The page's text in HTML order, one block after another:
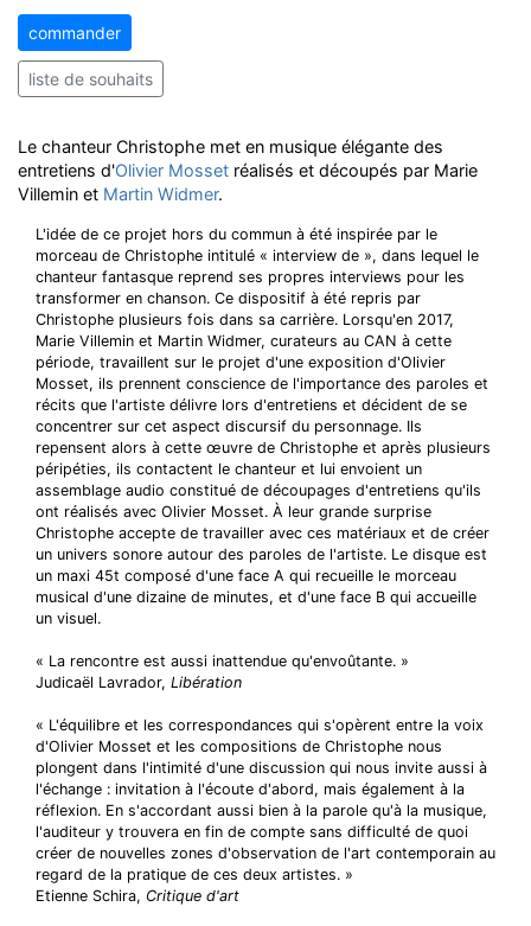
commander
liste de souhaits
Le chanteur Christophe met en musique élégante des
entretiens d'Olivier Mosset réalisés et découpés par Marie
Villemin et Martin Widmer.
L'idée de ce projet hors du commun à été inspirée par le
morceau de Christophe intitulé « interview de », dans lequel le
chanteur fantasque reprend ses propres interviews pour les
transformer en chanson. Ce dispositif à été repris par
Christophe plusieurs fois dans sa carrière. Lorsqu'en 2017,
Marie Villemin et Martin Widmer, curateurs au CAN à cette
période, travaillent sur le projet d'une exposition d'Olivier
Mosset, ils prennent conscience de l'importance des paroles et
récits que l'artiste délivre lors d'entretiens et décident de se
concentrer sur cet aspect discursif du personnage. Ils
repensent alors à cette œuvre de Christophe et après plusieurs
péripéties, ils contactent le chanteur et lui envoient un
assemblage audio constitué de découpages d'entretiens qu'ils
ont réalisés avec Olivier Mosset. À leur grande surprise
Christophe accepte de travailler avec ces matériaux et de créer
un univers sonore autour des paroles de l'artiste. Le disque est
un maxi 45t composé d'une face A qui recueille le morceau
musical d'une dizaine de minutes, et d'une face B qui accueille
un visuel.
« La rencontre est aussi inattendue qu'envoûtante. »
Judicaël Lavrador, Libération
« L'équilibre et les correspondances qui s'opèrent entre la voix
d'Olivier Mosset et les compositions de Christophe nous
plongent dans l'intimité d'une discussion qui nous invite aussi à
l'échange : invitation à l'écoute d'abord, mais également à la
réflexion. En s'accordant aussi bien à la parole qu'à la musique,
l'auditeur y trouvera en fin de compte sans difficulté de quoi
créer de nouvelles zones d'observation de l'art contemporain au
regard de la pratique de ces deux artistes. »
Etienne Schira, Critique d'art